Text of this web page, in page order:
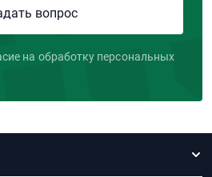
на обработку персональных